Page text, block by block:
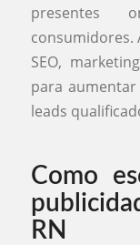
presentes
consumidores.
SEO,
para
leads
Como
RN